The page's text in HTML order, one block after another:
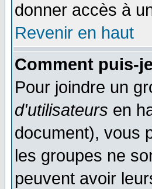
donner accès à
Revenir en haut
Comment puis-
Pour joindre un
d'utilisateurs en
document), vous
les groupes ne
peuvent avoir